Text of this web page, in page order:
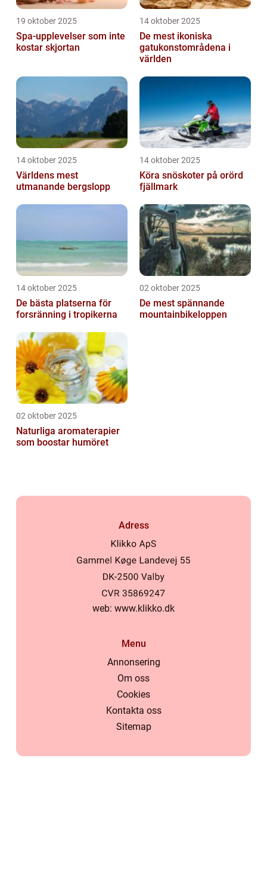
19 oktober 2025
Spa-upplevelser som inte
kostar skjortan
14 oktober 2025
De mest ikoniska
gatukonstområdena i
världen
14 oktober 2025
Världens mest
utmanande bergslopp
14 oktober 2025
Köra snöskoter på orörd
fjällmark
14 oktober 2025
De bästa platserna för
forsränning i tropikerna
02 oktober 2025
De mest spännande
mountainbikeloppen
02 oktober 2025
Naturliga aromaterapier
som boostar humöret
Adress
web: www.klikko.dk
Menu
Annonsering
Om oss
Cookies
Kontakta oss
Sitemap